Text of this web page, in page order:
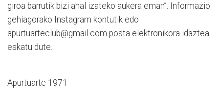
giroa barrutik bizi ahal izateko aukera eman”. Informazio
gehiagorako Instagram kontutik edo
apurtuarteclub@gmail.com posta elektronikora idaztea
eskatu dute.
Apurtuarte 1971